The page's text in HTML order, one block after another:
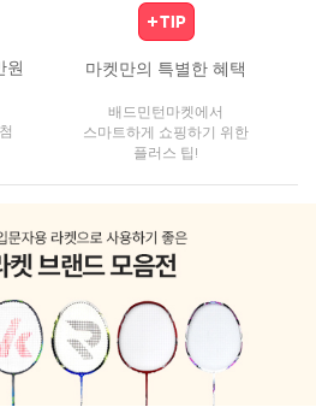
원 마켓만의 특별한 혜택
배드민턴마켓에서
스마트하게 쇼핑하기 위한
플러스 팁!